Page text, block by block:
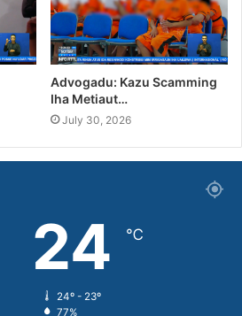
Advogadu: Kazu Scamming
Iha Metiaut…
July 30, 2026
24 ℃
24º - 23º
77%